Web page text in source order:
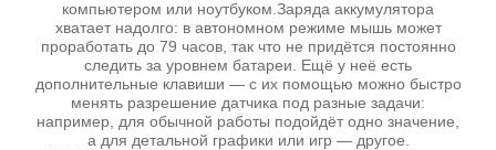
компьютером или ноутбуком.Заряда аккумулятора
хватает надолго: в автономном режиме мышь может
проработать до 79 часов, так что не придётся постоянно
следить за уровнем батареи. Ещё у неё есть
дополнительные клавиши — с их помощью можно быстро
менять разрешение датчика под разные задачи:
например, для обычной работы подойдёт одно значение,
а для детальной графики или игр — другое.